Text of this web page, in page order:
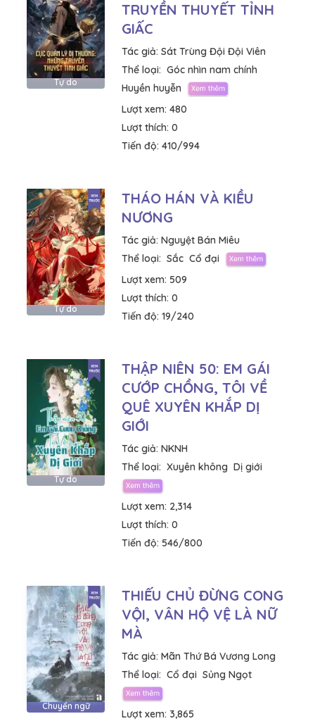
Tự do
TRUYỀN THUYẾT TỈNH
GIẤC
Tác giả: Sát Trùng Đội Đội Viên
Thể loại: Góc nhìn nam chính
Huyền huyễn
Lượt xem: 480
Lượt thích: 0
Tiến độ: 410/994
Tự do
THÁO HÁN VÀ KIỀU
NƯƠNG
Tác giả: Nguyệt Bán Miêu
Thể loại: Sắc Cổ đại
Lượt xem: 509
Lượt thích: 0
Tiến độ: 19/240
Tự do
THẬP NIÊN 50: EM GÁI
CƯỚP CHỒNG, TÔI VỀ
QUÊ XUYÊN KHẮP DỊ
GIỚI
Tác giả: NKNH
Thể loại: Xuyên không Dị giới
Lượt xem: 2,314
Lượt thích: 0
Tiến độ: 546/800
Chuyển ngữ
THIẾU CHỦ ĐỪNG CONG
VỘI, VÂN HỘ VỆ LÀ NỮ
MÀ
Tác giả: Mãn Thứ Bá Vương Long
Thể loại: Cổ đại Sủng Ngọt
Lượt xem: 3,865